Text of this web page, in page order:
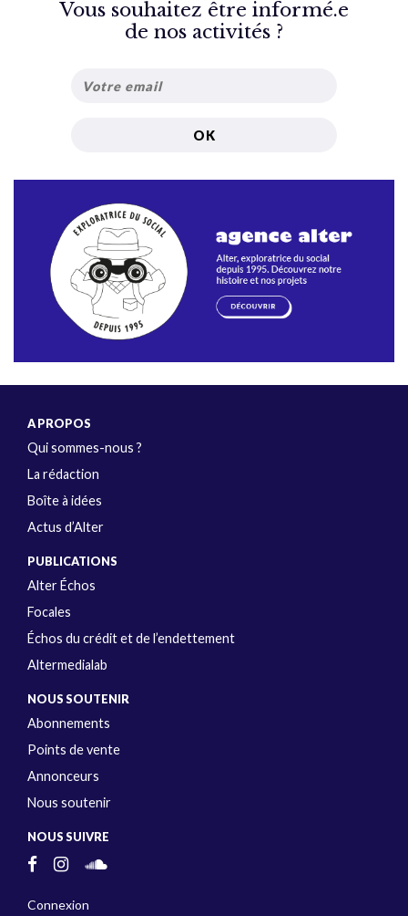
Vous souhaitez être informé.e
de nos activités ?
A PROPOS
Qui sommes-nous ?
La rédaction
Boîte à idées
Actus d’Alter
PUBLICATIONS
Alter Échos
Focales
Échos du crédit et de l’endettement
Altermedialab
NOUS SOUTENIR
Abonnements
Points de vente
Annonceurs
Nous soutenir
NOUS SUIVRE
Connexion